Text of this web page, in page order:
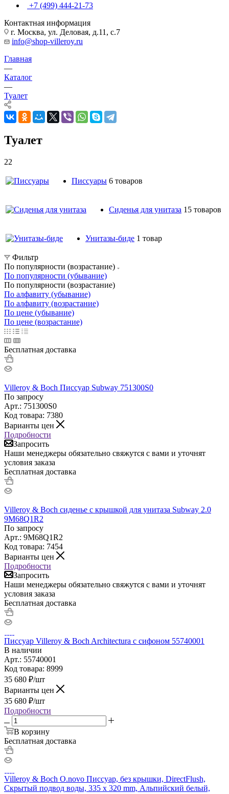
+7 (499) 444-21-73
Контактная информация
г. Москва, ул. Деловая, д.11, с.7
info@shop-villeroy.ru
Главная
—
Каталог
—
Туалет
Туалет
22
Писсуары 6 товаров
Сиденья для унитаза 15 товаров
Унитазы-биде 1 товар
Фильтр
По популярности (возрастание)
По популярности (убывание)
По популярности (возрастание)
По алфавиту (убывание)
По алфавиту (возрастание)
По цене (убывание)
По цене (возрастание)
Бесплатная доставка
Villeroy & Boch Писсуар Subway 751300S0
По запросу
Арт.: 751300S0
Код товара: 7380
Варианты цен
Подробности
Запросить
Наши менеджеры обязательно свяжутся с вами и уточнят
условия заказа
Бесплатная доставка
Villeroy & Boch сиденье с крышкой для унитаза Subway 2.0
9M68Q1R2
По запросу
Арт.: 9M68Q1R2
Код товара: 7454
Варианты цен
Подробности
Запросить
Наши менеджеры обязательно свяжутся с вами и уточнят
условия заказа
Бесплатная доставка
Писсуар Villeroy & Boch Architectura с сифоном 55740001
В наличии
Арт.: 55740001
Код товара: 8999
35 680 ₽/шт
Варианты цен
35 680 ₽/шт
Подробности
В корзину
Бесплатная доставка
Villeroy & Boch O.novo Писсуар, без крышки, DirectFlush,
Скрытый подвод воды, 335 x 320 mm, Альпийский белый,